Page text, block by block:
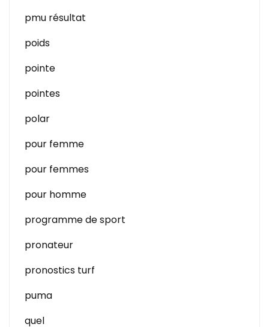
pmu résultat
poids
pointe
pointes
polar
pour femme
pour femmes
pour homme
programme de sport
pronateur
pronostics turf
puma
quel